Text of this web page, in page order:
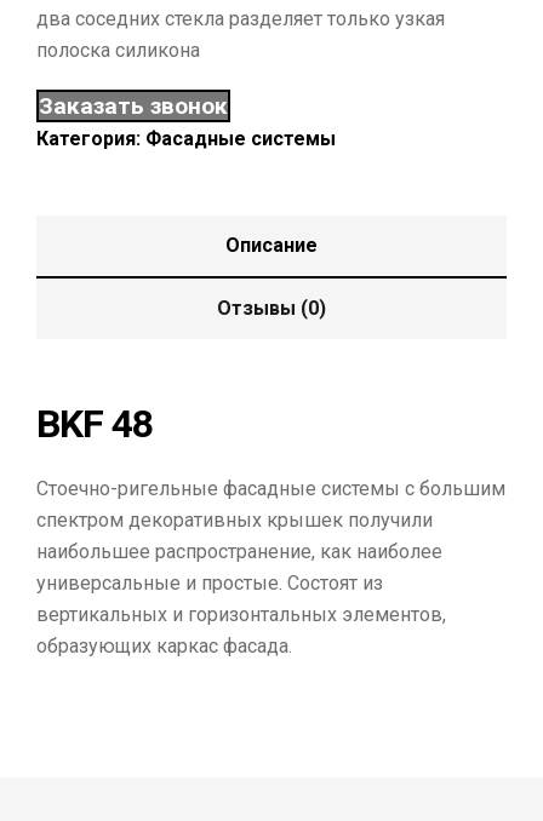
два соседних стекла разделяет только узкая
полоска силикона
Заказать звонок
Категория: Фасадные системы
Описание
Отзывы (0)
BKF 48
Стоечно-ригельные фасадные системы с большим
спектром декоративных крышек получили
наибольшее распространение, как наиболее
универсальные и простые. Состоят из
вертикальных и горизонтальных элементов,
образующих каркас фасада.